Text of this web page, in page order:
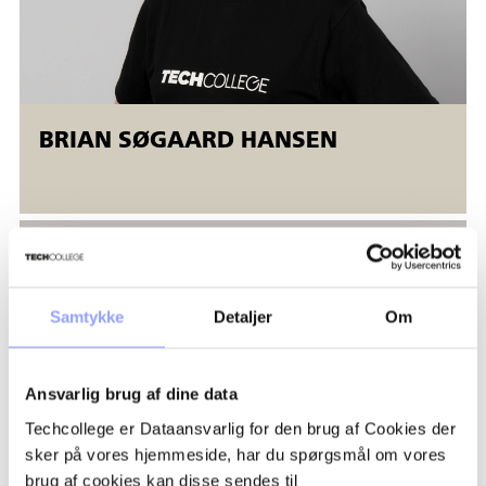
Samtykke Detaljer Om
Ansvarlig brug af dine data
Techcollege er Dataansvarlig for den brug af Cookies der
sker på vores hjemmeside, har du spørgsmål om vores
brug af cookies kan disse sendes til
Svejsekurserne afvikles i Åbent værksted
Åbent værksted er fleksible AMU-kurser, der tilbydes både
ansatte og ledige. Åbent værksted betyder, at
der er mulighed for fleksibel start (alle dage
deltager opfylder uddannelsens mål.
BRIAN SØGAARD HANSEN